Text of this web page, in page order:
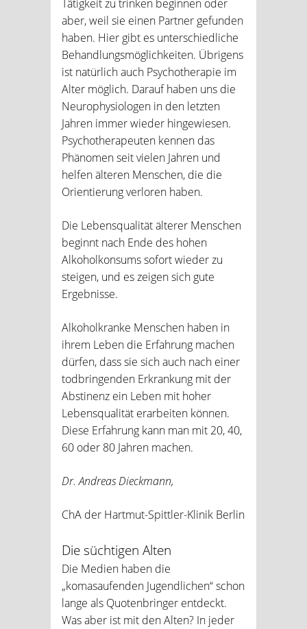
Tätigkeit zu trinken beginnen oder
aber, weil sie einen Partner gefunden
haben. Hier gibt es unterschiedliche
Behandlungsmöglichkeiten. Übrigens
ist natürlich auch Psychotherapie im
Alter möglich. Darauf haben uns die
Neurophysiologen in den letzten
Jahren immer wieder hingewiesen.
Psychotherapeuten kennen das
Phänomen seit vielen Jahren und
helfen älteren Menschen, die die
Orientierung verloren haben.
Die Lebensqualität älterer Menschen
beginnt nach Ende des hohen
Alkoholkonsums sofort wieder zu
steigen, und es zeigen sich gute
Ergebnisse.
Alkoholkranke Menschen haben in
ihrem Leben die Erfahrung machen
dürfen, dass sie sich auch nach einer
todbringenden Erkrankung mit der
Abstinenz ein Leben mit hoher
Lebensqualität erarbeiten können.
Diese Erfahrung kann man mit 20, 40,
60 oder 80 Jahren machen.
Dr. Andreas Dieckmann,
ChA der Hartmut-Spittler-Klinik Berlin
Die süchtigen Alten
Die Medien haben die
„komasaufenden Jugendlichen“ schon
lange als Quotenbringer entdeckt.
Was aber ist mit den Alten? In jeder